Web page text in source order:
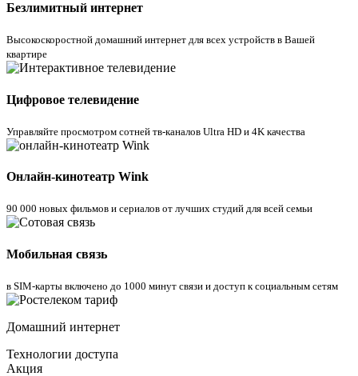
Безлимитный интернет
Высокоскоростной домашний интернет для всех устройств в Вашей
квартире
Цифровое телевидение
Управляйте просмотром cотней тв-каналов Ultra HD и 4K качества
Онлайн-кинотеатр Wink
90 000 новых фильмов и сериалов от лучших студий для всей семьи
Мобильная связь
в SIM-карты включено до 1000 минут связи и доступ к социальным сетям
Домашний интернет
Технологии доступа
Акция